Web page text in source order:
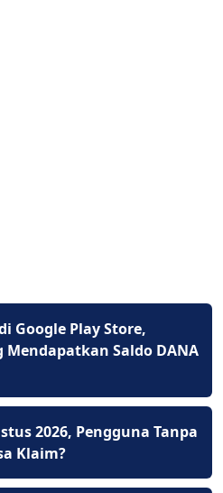
Google Play Store,
Mendapatkan Saldo DANA
2026, Pengguna Tanpa
Klaim?